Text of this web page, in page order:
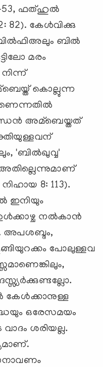
ഫത്ഹുല്‍
കേള്‍വിക്കു
ബില്‍
മരം
കൊല്ലുന്ന
അമ്ബെയ്തത്
'ബില്‍ഖുവ്വ'
8: 113).
ഇനിയും
നല്‍കാന്‍
അപശബ്ദം,
പോലുള്ളവ
കേള്‍ക്കാനുള്ള
ഒരേസമയം
ശരിയല്ല.